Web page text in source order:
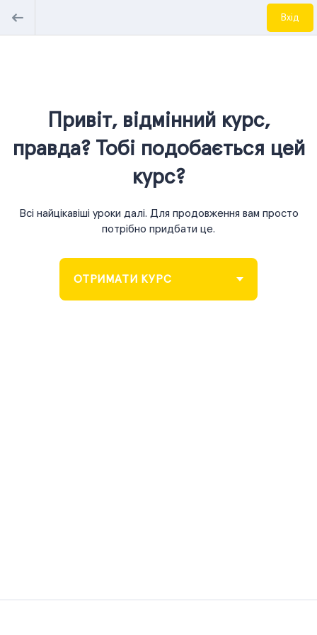
Вхід
Привіт, відмінний курс,
правда? Тобі подобається цей
курс?
Всі найцікавіші уроки далі. Для продовження вам просто
потрібно придбати це.
ОТРИМАТИ КУРС